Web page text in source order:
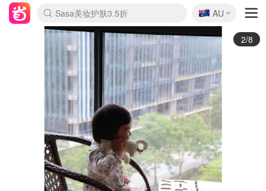
lululemon折扣上新
Sasa美妆护肤3.5折
SSENSE年中2.5折
FreshBeauty好价汇总
Cettire降价+叠9折
WWS Coles超市实拍
viagogo二手票捡漏
Myer超级周末
The Outnet奢牌1折起
David Jones 3折起
Flannels大牌1折
Perfumes Club护肤1折
AMIRO面罩$251
Amazon折扣汇总
eToro入金$200送$50
Amazon数码好物
ICONIC本周7.5折
ThedoubleF高奢地板价
Moose Knuckles 6折
丝芙兰5折起
EUFY摄像头$98
Selenichast首饰2折
Trip机票酒店促销
YSL送5件彩妆礼
Amazon家居好物
Amazon美妆护肤
雅漾大喷$8
过敏原检测盒$33
伊索独家赠50ml沐浴露
科颜氏高保湿面霜$29
SEALIFE海洋馆门票6折
丝塔芙大白罐$16
订阅Newsletter送香薰
Cult Beauty 6.8折
Harrods圣诞日历$525
LN-CC奢牌私促3折
d'Alba空姐喷雾$16
EVE LOM套装£56
Bernardelli独家4折
Adore Beauty 6折起
CT圣诞日历
Mytheresa奢品2.7折
Luxury Escapes 9折
Currentbody美容仪$881
MOON Garden Live
Roborock扫地机$649
Tingo Life水杯$24
Valentino官网5折
CR洗护套装$23
修丽可4件套$159
Myer彩妆2件7折
GANNI官网4.5折
Stylevana韩妆4折
Tessabit高奢8.5折
OGX洗发水$11
Amazon阿德莱德次日达
卡诗8.5折+赠礼
Philips Hue灯具8折
🇦🇺
AU
3/8